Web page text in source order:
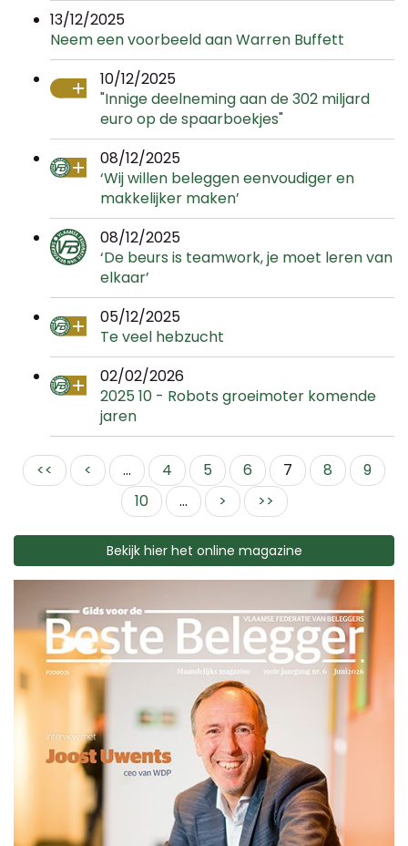
13/12/2025
Neem een voorbeeld aan Warren Buffett
10/12/2025
"Innige deelneming aan de 302 miljard
euro op de spaarboekjes"
08/12/2025
‘Wij willen beleggen eenvoudiger en
makkelijker maken’
08/12/2025
‘De beurs is teamwork, je moet leren van
elkaar’
05/12/2025
Te veel hebzucht
02/02/2026
2025 10 - Robots groeimoter komende
jaren
<< < ... 4 5 6 7 8
9
10
... > >>
Bekijk hier het online magazine